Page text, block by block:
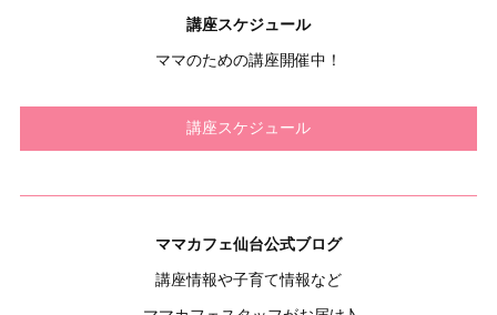
講座スケジュール
ママのための講座開催中！
講座スケジュール
ママカフェ仙台公式ブログ
講座情報や子育て情報など